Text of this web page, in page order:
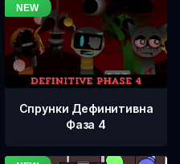
Спрунки Дефинитивна
Фаза 4